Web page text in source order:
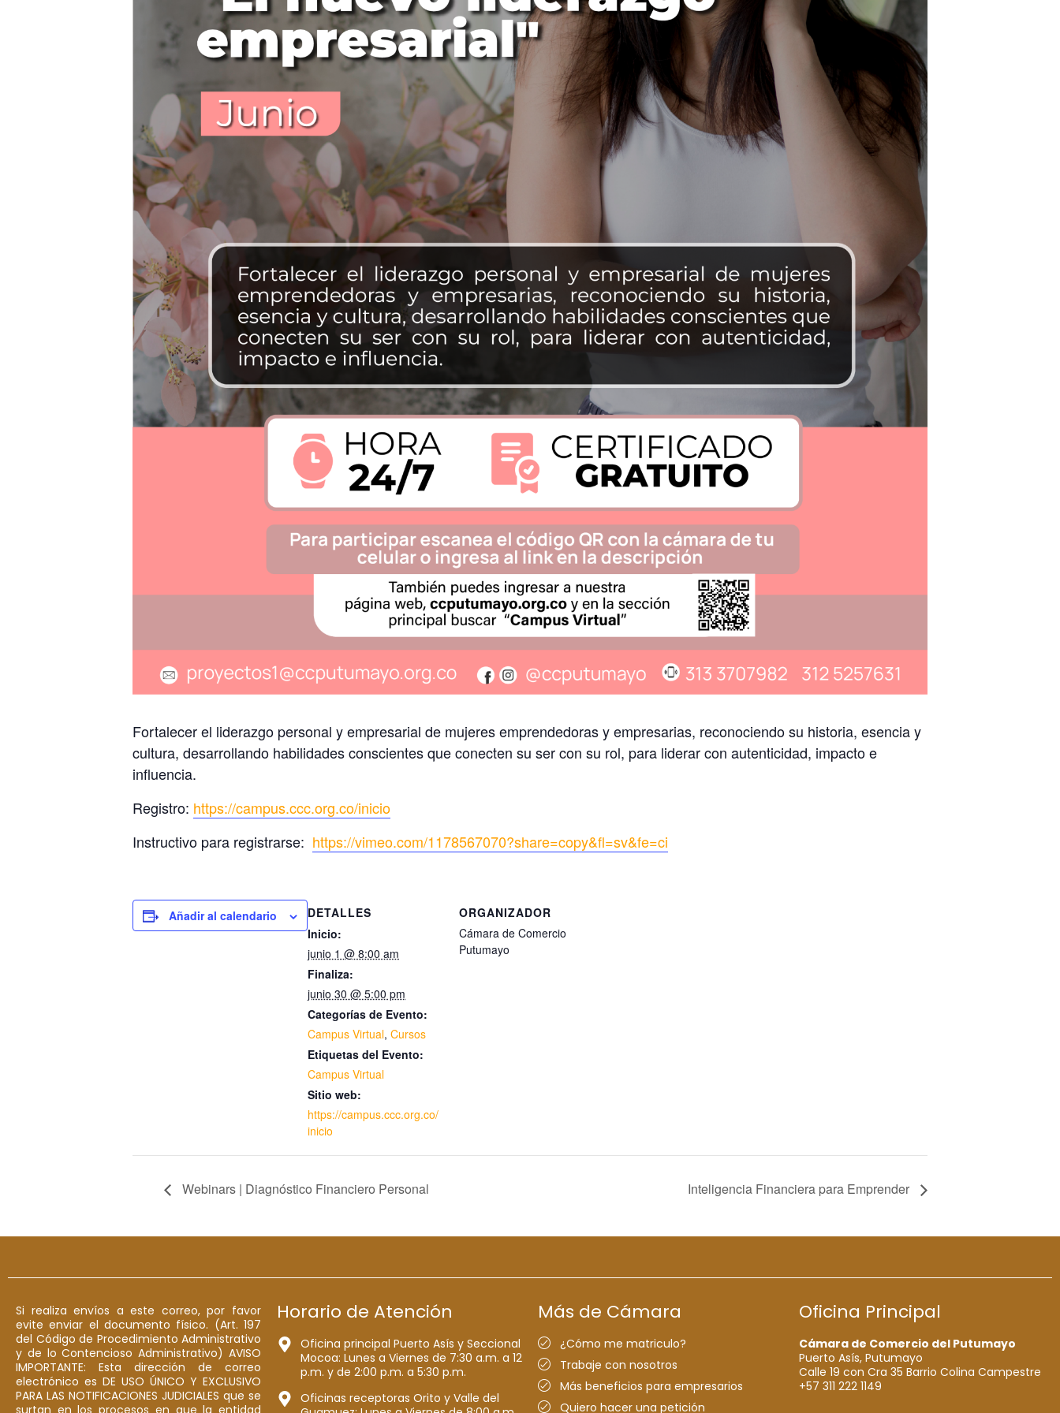
Fortalecer el liderazgo personal y empresarial de mujeres emprendedoras y empresarias, reconociendo su historia, esencia y
cultura, desarrollando habilidades conscientes que conecten su ser con su rol, para liderar con autenticidad, impacto e
influencia.
Registro: https://campus.ccc.org.co/inicio
Instructivo para registrarse: https://vimeo.com/1178567070?share=copy&fl=sv&fe=ci
Añadir al calendario
DETALLES
Inicio:
junio 1 @ 8:00 am
Finaliza:
junio 30 @ 5:00 pm
Categorías de Evento:
Campus Virtual, Cursos
Etiquetas del Evento:
Campus Virtual
Sitio web:
https://campus.ccc.org.co/
inicio
ORGANIZADOR
Cámara de Comercio
Putumayo
Webinars | Diagnóstico Financiero Personal Inteligencia Financiera para Emprender
Si realiza envíos a este correo, por favor
evite enviar el documento físico. (Art. 197
del Código de Procedimiento Administrativo
y de lo Contencioso Administrativo) AVISO
IMPORTANTE: Esta dirección de correo
electrónico es DE USO ÚNICO Y EXCLUSIVO
PARA LAS NOTIFICACIONES JUDICIALES que se
surtan en los procesos en que la entidad
Horario de Atención
Oficina principal Puerto Asís y Seccional
Mocoa: Lunes a Viernes de 7:30 a.m. a 12
p.m. y de 2:00 p.m. a 5:30 p.m.
Oficinas receptoras Orito y Valle del
Más de Cámara
¿Cómo me matriculo?
Trabaje con nosotros
Más beneficios para empresarios
Quiero hacer una petición
Oficina Principal
Cámara de Comercio del Putumayo
Puerto Asís, Putumayo
Calle 19 con Cra 35 Barrio Colina Campestre
+57 311 222 1149